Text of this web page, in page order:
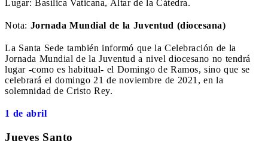
Lugar: Basílica Vaticana, Altar de la Cátedra.
Nota: Jornada Mundial de la Juventud (diocesana)
La Santa Sede también informó que la Celebración de la
Jornada Mundial de la Juventud a nivel diocesano no tendrá
lugar -como es habitual- el Domingo de Ramos, sino que se
celebrará el domingo 21 de noviembre de 2021, en la
solemnidad de Cristo Rey.
1 de abril
Jueves Santo